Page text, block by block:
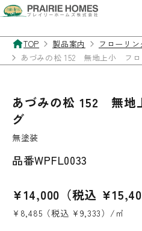
TOP 製品案内
フローリン
あづみの松 152 無地上小 フロ
あづみの松 152 無
グ
無塗装
品番WPFL0033
¥14,000（税込
¥8,485（税込 ¥9,333）/㎡